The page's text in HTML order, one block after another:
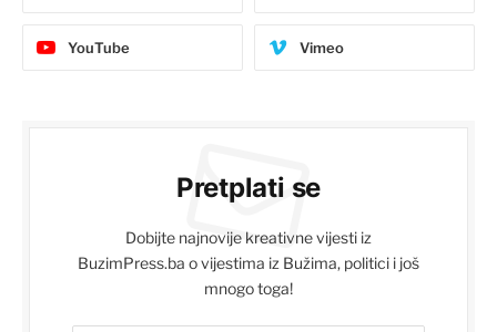
YouTube Vimeo
Pretplati se
Dobijte najnovije kreativne vijesti iz
BuzimPress.ba o vijestima iz Bužima, politici i još
mnogo toga!